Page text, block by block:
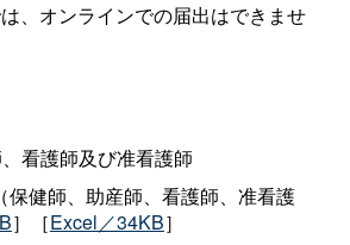
、オンラインでの届出はできませ
看護師及び准看護師
健師、助産師、看護師、准看護
］［Excel／34KB］